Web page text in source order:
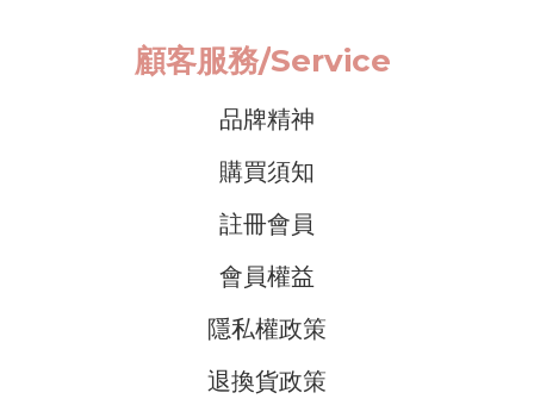
顧客服務/Service
品牌精神
購買須知
註冊會員
會員權益
隱私權政策
退換貨政策